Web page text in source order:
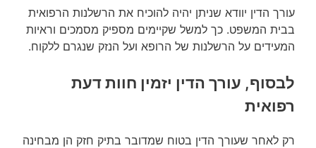
עורך הדין יוודא שניתן יהיה להוכיח את הרשלנות הרפואית
בבית המשפט. כך למשל שקיימים מספיק מסמכים וראיות
המעידים על הרשלנות של הרופא ועל הנזק שנגרם ללקוח.
לבסוף, עורך הדין יזמין חוות דעת
רפואית
רק לאחר שעורך הדין בטוח שמדובר בתיק חזק הן מבחינה